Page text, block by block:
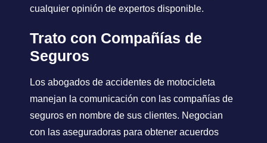
cualquier opinión de expertos disponible.
Trato con Compañías de
Seguros
Los abogados de accidentes de motocicleta
manejan la comunicación con las compañías de
seguros en nombre de sus clientes. Negocian
con las aseguradoras para obtener acuerdos